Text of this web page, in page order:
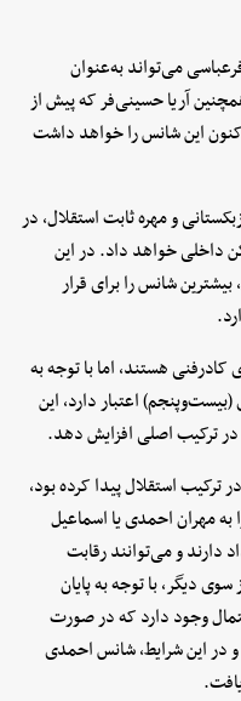
می‌تواند به‌عنوان
آریا حسینی‌فر که پیش از
این شانس را خواهد داشت
و مهره ثابت استقلال، در
داخلی خواهد داد. در این
شانس را برای قرار
هستند، اما با توجه به
(بیست‌وپنجم) اعتبار دارد، این
ترکیب اصلی افزایش دهد.
ترکیب استقلال پیدا کرده بود،
مهران احمدی یا اسماعیل
دارند و می‌توانند رقابت
دیگر، با توجه به پایان
وجود دارد که در صورت
و در این شرایط، شانس احمدی